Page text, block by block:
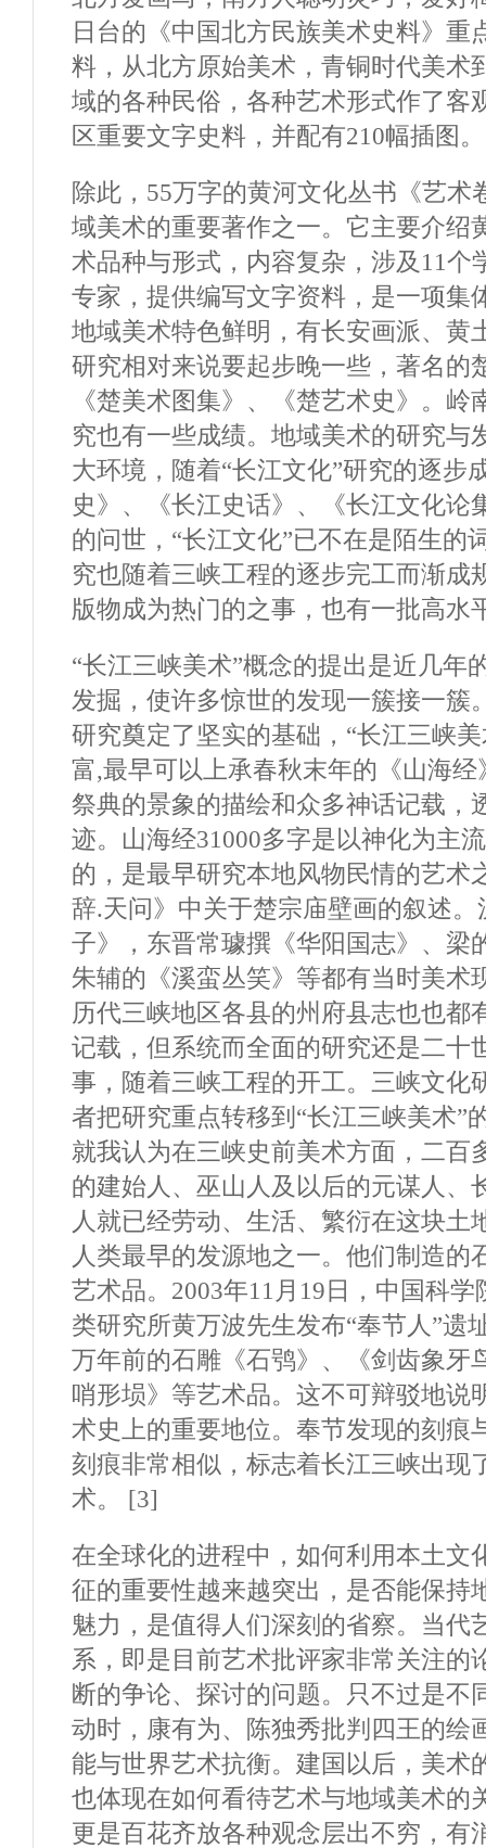
日台的《中国北方民族美术史料》重
料，从北方原始美术，青铜时代美术
域的各种民俗，各种艺术形式作了客
区重要文字史料，并配有210幅插图。
除此，55万字的黄河文化丛书《艺术
域美术的重要著作之一。它主要介绍
术品种与形式，内容复杂，涉及11个
专家，提供编写文字资料，是一项集
地域美术特色鲜明，有长安画派、黄
研究相对来说要起步晚一些，著名的
《楚美术图集》、《楚艺术史》。
究也有一些成绩。地域美术的研究与
大环境，随着“长江文化”研究的逐步
史》、《长江史话》、《长江文化论
的问世，“长江文化”已不在是陌生的
究也随着三峡工程的逐步完工而渐成
版物成为热门的之事，也有一批高水
“长江三峡美术”概念的提出是近几年
发掘，使许多惊世的发现一簇接一簇
研究奠定了坚实的基础，“长江三峡
富,最早可以上承春秋末年的《山海
祭典的景象的描绘和众多神话记载，
迹。山海经31000多字是以神化为主
的，是最早研究本地风物民情的艺术
辞.天问》中关于楚宗庙壁画的叙述
子》，东晋常璩撰《华阳国志》、梁
朱辅的《溪蛮丛笑》等都有当时美术
历代三峡地区各县的州府县志也也都
记载，但系统而全面的研究还是二十
事，随着三峡工程的开工。三峡文化
者把研究重点转移到“长江三峡美术”
就我认为在三峡史前美术方面，二百
的建始人、巫山人及以后的元谋人、
人就已经劳动、生活、繁衍在这块土
人类最早的发源地之一。他们制造的
艺术品。2003年11月19日，中国科
类研究所黄万波先生发布“奉节人”遗
万年前的石雕《石鸮》、《剑齿象牙
哨形埙》等艺术品。这不可辩驳地说
术史上的重要地位。奉节发现的刻痕
刻痕非常相似，标志着长江三峡出现
术。 [3]
在全球化的进程中，如何利用本土文
征的重要性越来越突出，是否能保持
魅力，是值得人们深刻的省察。当代
系，即是目前艺术批评家非常关注的
断的争论、探讨的问题。只不过是不
动时，康有为、陈独秀批判四王的绘
能与世界艺术抗衡。建国以后，美术
也体现在如何看待艺术与地域美术的
更是百花齐放各种观念层出不穷，有